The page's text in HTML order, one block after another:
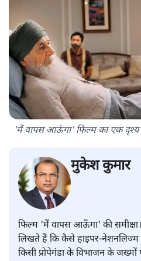
'मैं वापस आऊंगा' फिल्म का एक दृश्य
मुकेश कुमार
फिल्म 'मैं वापस आऊँगा' की समीक्षा।
लिखते हैं कि कैसे हाइपर-नेशनलिज्म
किसी प्रोपेगंडा के विभाजन के